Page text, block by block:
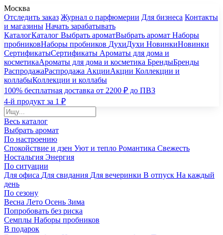
Москва
Отследить заказ Журнал о парфюмерии Для бизнеса Контакты
и магазины Начать зарабатывать
КаталогКаталог Выбрать ароматВыбрать аромат Наборы
пробниковНаборы пробников ДухиДухи НовинкиНовинки
СертификатыСертификаты Ароматы для дома и
косметикаАроматы для дома и косметика БрендыБренды
РаспродажаРаспродажа АкцииАкции Коллекции и
коллабыКоллекции и коллабы
100% бесплатная доставка от 2200 ₽ до ПВЗ
4-й продукт за 1 ₽
Весь каталог
Выбрать аромат
По настроению
Спокойствие и дзен Уют и тепло Романтика Свежесть
Ностальгия Энергия
По ситуации
Для офиса Для свидания Для вечеринки В отпуск На каждый
день
По сезону
Весна Лето Осень Зима
Попробовать без риска
Семплы Наборы пробников
В подарок